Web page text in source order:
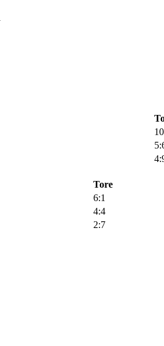
Tore
6:1
4:4
2:7